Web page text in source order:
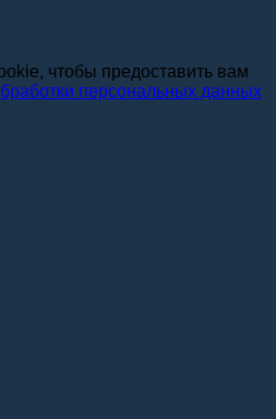
чтобы предоставить вам
персональных данных